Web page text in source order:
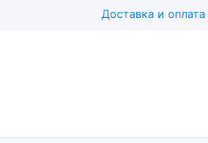
Доставка и оплата